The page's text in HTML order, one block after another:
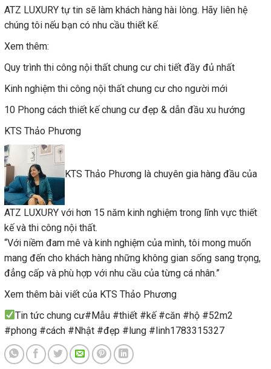
ATZ LUXURY tự tin sẽ làm khách hàng hài lòng. Hãy liên hệ
chúng tôi nếu bạn có nhu cầu thiết kế.
Xem thêm:
Quy trình thi công nội thất chung cư chi tiết đầy đủ nhất
Kinh nghiệm thi công nội thất chung cư cho người mới
10 Phong cách thiết kế chung cư đẹp & dẫn đầu xu hướng
KTS Thảo Phương
KTS Thảo Phương là chuyên gia hàng đầu của
ATZ LUXURY với hơn 15 năm kinh nghiệm trong lĩnh vực thiết
kế và thi công nội thất.
“Với niềm đam mê và kinh nghiệm của mình, tôi mong muốn
mang đến cho khách hàng những không gian sống sang trọng,
đẳng cấp và phù hợp với nhu cầu của từng cá nhân.”
Xem thêm bài viết của KTS Thảo Phương
Tin tức chung cư#Mẫu #thiết #kế #căn #hộ #52m2
#phong #cách #Nhật #đẹp #lung #linh1783315327